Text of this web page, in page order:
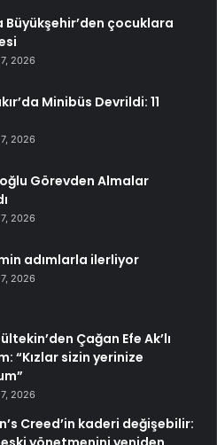
Büyükşehir’den çocuklara
2026
Minibüs Devrildi: 11
2026
Görevden Almalar
2026
adımlarla ilerliyor
2026
Çağan Efe Ak’lı
“Kızlar sizin yerinize
2026
Creed’in kaderi değişebilir: